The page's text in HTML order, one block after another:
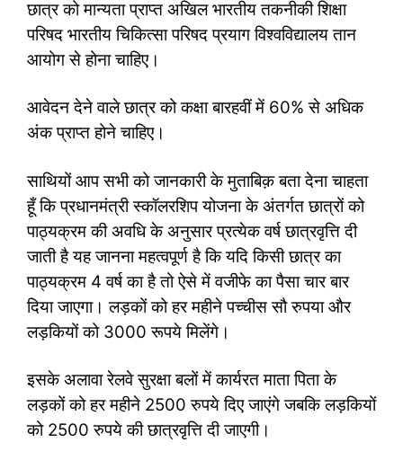
छात्र को मान्यता प्राप्त अखिल भारतीय तकनीकी शिक्षा
परिषद भारतीय चिकित्सा परिषद प्रयाग विश्वविद्यालय तान
आयोग से होना चाहिए।
आवेदन देने वाले छात्र को कक्षा बारहवीं में 60% से अधिक
अंक प्राप्त होने चाहिए।
साथियों आप सभी को जानकारी के मुताबिक़ बता देना चाहता
हूँ कि प्रधानमंत्री स्कॉलरशिप योजना के अंतर्गत छात्रों को
पाठ्यक्रम की अवधि के अनुसार प्रत्येक वर्ष छात्रवृत्ति दी
जाती है यह जानना महत्वपूर्ण है कि यदि किसी छात्र का
पाठ्यक्रम 4 वर्ष का है तो ऐसे में वजीफे का पैसा चार बार
दिया जाएगा। लड़कों को हर महीने पच्चीस सौ रुपया और
लड़कियों को 3000 रूपये मिलेंगे।
इसके अलावा रेलवे सुरक्षा बलों में कार्यरत माता पिता के
लड़कों को हर महीने 2500 रुपये दिए जाएंगे जबकि लड़कियों
को 2500 रुपये की छात्रवृत्ति दी जाएगी।